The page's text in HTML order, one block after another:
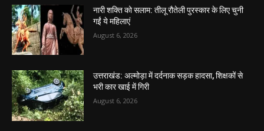
नारी शक्ति को सलाम: तीलू रौतेली पुरस्कार के लिए चुनी
गईं ये महिलाएं
August 6, 2026
उत्तराखंड: अल्मोड़ा में दर्दनाक सड़क हादसा, शिक्षकों से
भरी कार खाई में गिरी
August 6, 2026